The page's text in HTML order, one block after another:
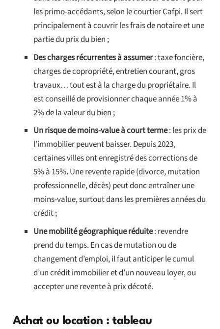
les primo-accédants, selon le courtier Cafpi. Il sert
principalement à couvrir les frais de notaire et une
partie du prix du bien ;
Des charges récurrentes à assumer: taxe foncière,
charges de copropriété, entretien courant, gros
travaux… tout est à la charge du propriétaire. Il
est conseillé de provisionner chaque année 1% à
2% de la valeur du bien ;
Un risque de moins-value à court terme: les prix de
l’immobilier peuvent baisser. Depuis 2023,
certaines villes ont enregistré des corrections de
5% à 15%.Une revente rapide (divorce, mutation
professionnelle, décès) peut donc entraîner une
moins-value, surtout dans les premières années du
crédit ;
Une mobilité géographique réduite: revendre
prend du temps. En cas de mutation ou de
changement d’emploi, il faut anticiper le cumul
d’un crédit immobilier et d’un nouveau loyer, ou
accepter une revente à prix décoté.
Achat ou location : tableau